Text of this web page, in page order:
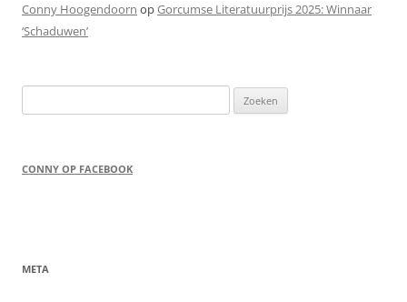
Conny Hoogendoorn opGorcumse Literatuurprijs 2025: Winnaar
‘Schaduwen’
naar:
CONNY OP FACEBOOK
META